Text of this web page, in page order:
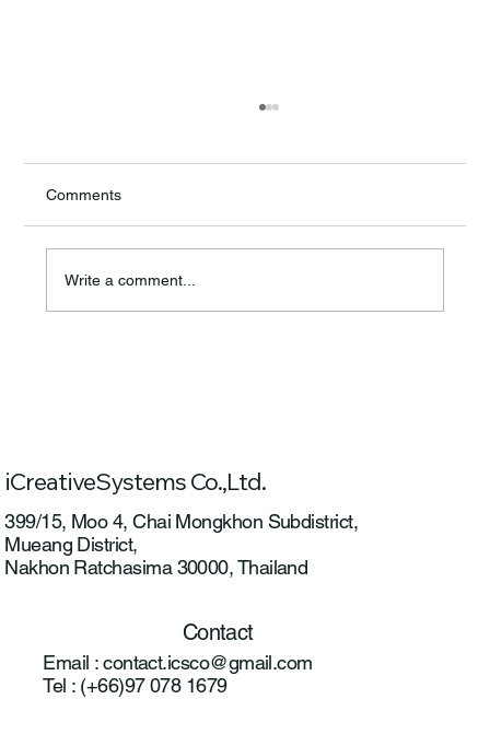
Comments
Write a comment...
iCreativeSystems Co.,Ltd.
399/15, Moo 4, Chai Mongkhon Subdistrict,
Mueang District,
Nakhon Ratchasima 30000, Thailand
Contact
Email :contact.icsco@gmail.com
Tel : (+66)97 078 1679